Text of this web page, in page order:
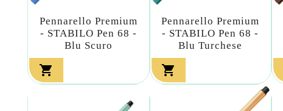
Pennarello Premium
- STABILO Pen 68 -
Blu Scuro

Pennarello Premium
- STABILO Pen 68 -
Blu Turchese
